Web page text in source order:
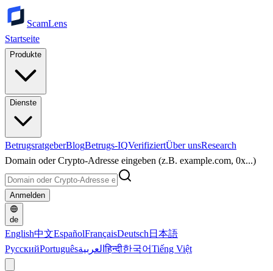
ScamLens
Startseite
Produkte
Dienste
BetrugsratgeberBlogBetrugs-IQVerifiziertÜber unsResearch
Domain oder Crypto-Adresse eingeben (z.B. example.com, 0x...)
Anmelden
de
English中文EspañolFrançaisDeutsch 日本語
РусскийPortuguêsالعربيةहिन्दी한국어Tiếng Việt